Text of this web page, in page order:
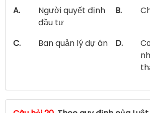
A.
Người quyết định
đầu tư
B.
C. Ban quản lý dự án D.